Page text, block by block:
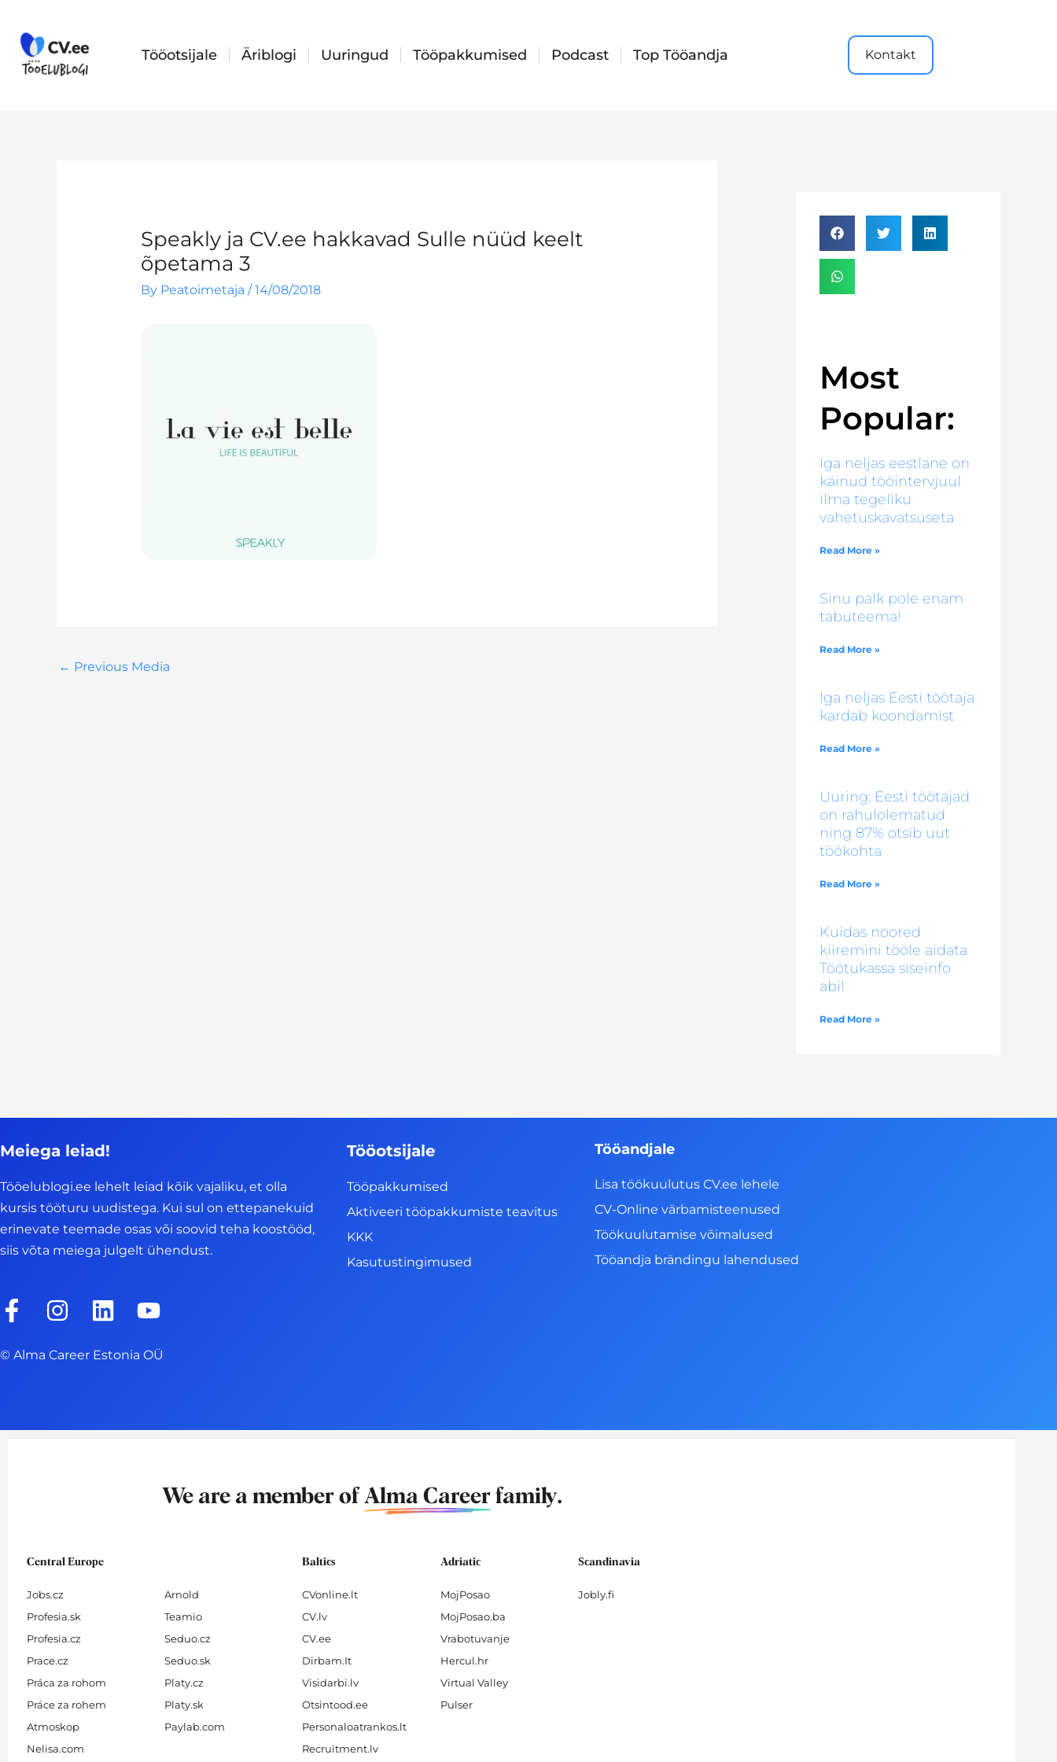
content
Tööotsijale Äriblogi Uuringud Tööpakkumised Podcast Top Tööandja Kontakt
Speakly ja CV.ee hakkavad Sulle nüüd keelt
õpetama 3
By Peatoimetaja /14/08/2018
← Previous Media
Most
Popular:
Iga neljas eestlane on
käinud tööintervjuul
ilma tegeliku
vahetuskavatsuseta
Read More »
Sinu palk pole enam
tabuteema!
Read More »
Iga neljas Eesti töötaja
kardab koondamist
Read More »
Uuring: Eesti töötajad
on rahulolematud
ning 87% otsib uut
töökohta
Read More »
Kuidas noored
kiiremini tööle aidata
Töötukassa siseinfo
abil
Read More »
Meiega leiad!
Tööelublogi.ee lehelt leiad kõik vajaliku, et olla
kursis tööturu uudistega. Kui sul on ettepanekuid
erinevate teemade osas või soovid teha koostööd,
siis võta meiega julgelt ühendust.
F
c
o
I
s
g
L
n
d
Y
u
b
© Alma Career Estonia OÜ
Tööotsijale
Tööpakkumised
Aktiveeri tööpakkumiste teavitus
KKK
Kasutustingimused
Tööandjale
Lisa töökuulutus CV.ee lehele
CV-Online värbamisteenused
Töökuulutamise võimalused
Tööandja brändingu lahendused
We are a member of Alma Careerfamily.
Central Europe
Jobs.cz
Profesia.sk
Profesia.cz
Prace.cz
Práca za rohom
Práce za rohem
Atmoskop
Nelisa.com
Arnold
Teamio
Seduo.cz
Seduo.sk
Platy.cz
Platy.sk
Paylab.com
Baltics
CVonline.lt
CV.lv
CV.ee
Dirbam.It
Visidarbi.lv
Otsintood.ee
Personaloatrankos.lt
Recruitment.lv
Adriatic
MojPosao
MojPosao.ba
Vrabotuvanje
Hercul.hr
Virtual Valley
Pulser
Scandinavia
Jobly.fi